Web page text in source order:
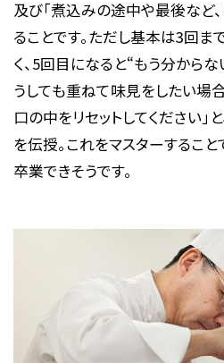
及び「煮込みの途中や最後など
ることです。ただし基本は3回ま
く、5回目になると“もう分から
うしても重ねて味見をしたい場
口の中をリセットしてください」
を伝授。これをマスターするこ
卒業できそうです。